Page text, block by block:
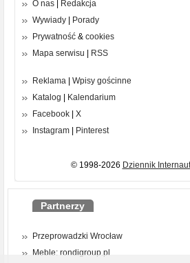
O nas
Redakcja
Wywiady
Porady
Prywatność & cookies
Mapa serwisu
RSS
Reklama
Wpisy gościnne
Katalog
Kalendarium
Facebook
X
Instagram
Pinterest
© 1998-2026 Dziennik
Partnerzy
Przeprowadzki Wrocław
Meble: rondigroup.pl